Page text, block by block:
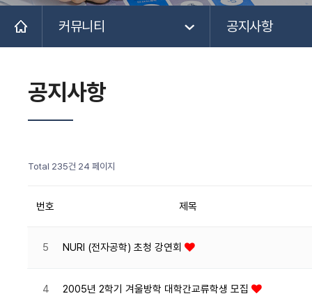
커뮤니티 공지사항
공지사항
Total 235건 24 페이지
번호 제목
5 NURI (전자공학) 초청 강연회
4 2005년 2학기 겨울방학 대학간교류학생 모집